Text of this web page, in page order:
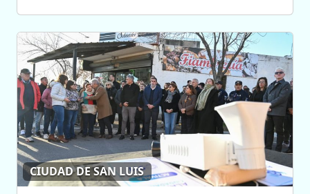
CIUDAD DE SAN LUIS